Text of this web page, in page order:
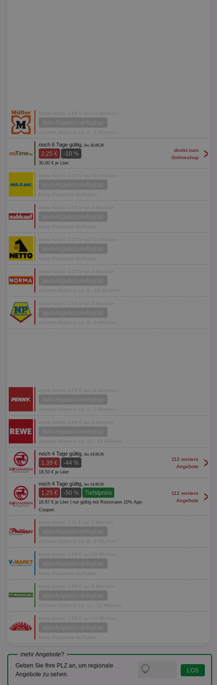
letzte Aktion 1,95 € vor 14 Wochen
kein Angebot verfügbar
nächste Aktion in ca. 1 - 2 Wochen
noch 6 Tage gültig, bis 16.08.26
2,25 € -10 %
30,00 € je Liter
direkt zum
Onlineshop
>
letzte Aktion 1,49 € vor 39 Wochen
kein Angebot verfügbar
keine Prognose verfügbar
letzte Aktion 1,69 € vor 4 Wochen
kein Angebot verfügbar
keine Prognose verfügbar
letzte Aktion 1,25 € vor 33 Wochen
kein Angebot verfügbar
keine Prognose verfügbar
letzte Aktion 1,25 € vor 4 Wochen
kein Angebot verfügbar
nächste Aktion in ca. 9 - 10 Wochen
letzte Aktion 1,69 € vor 5 Wochen
kein Angebot verfügbar
nächste Aktion in ca. 8 - 9 Wochen
letzte Aktion 1,25 € vor 11 Wochen
kein Angebot verfügbar
nächste Aktion in ca. 1 - 2 Wochen
letzte Aktion 1,69 € vor 4 Wochen
kein Angebot verfügbar
nächste Aktion in ca. 13 - 14 Wochen
noch 4 Tage gültig, bis 14.08.26
1,39 € -44 %
18,53 € je Liter
112 weitere
Angebote
>
noch 4 Tage gültig, bis 14.08.26
1,25 € -50 % Tiefstpreis
16,67 € je Liter | nur gültig mit Rossmann 10% App-
Coupon
112 weitere
Angebote
>
letzte Aktion 1,11 € vor 5 Wochen
kein Angebot verfügbar
nächste Aktion in ca. 8 - 9 Wochen
letzte Aktion 1,49 € vor 28 Wochen
kein Angebot verfügbar
keine Prognose verfügbar
letzte Aktion 1,99 € vor 6 Wochen
kein Angebot verfügbar
nächste Aktion in ca. 11 - 12 Wochen
letzte Aktion 1,59 € vor 10 Wochen
kein Angebot verfügbar
keine Prognose verfügbar
mehr Angebote?
Geben Sie Ihre PLZ an, um regionale
Angebote zu sehen.